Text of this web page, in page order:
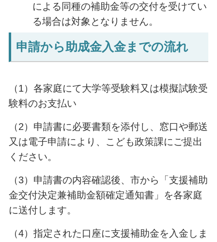
による同種の補助金等の交付を受けてい
る場合は対象となりません。
申請から助成金入金までの流れ
（1）各家庭にて大学等受験料又は模擬試験受
験料のお支払い
（2）申請書に必要書類を添付し、窓口や郵送
又は電子申請により、こども政策課にご提出
ください。
（3）申請書の内容確認後、市から「支援補助
金交付決定兼補助金額確定通知書」を各家庭
に送付します。
（4）指定された口座に支援補助金を入金しま